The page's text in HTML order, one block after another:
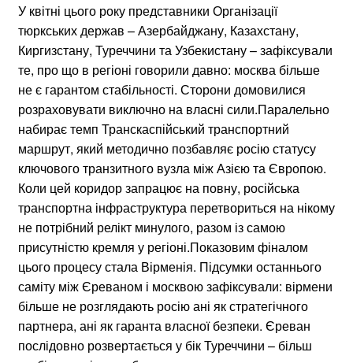
У квітні цього року представники Організації
тюркських держав – Азербайджану, Казахстану,
Киргизстану, Туреччини та Узбекистану – зафіксували
те, про що в регіоні говорили давно: москва більше
не є гарантом стабільності. Сторони домовилися
розраховувати виключно на власні сили.Паралельно
набирає темп Транскаспійський транспортний
маршрут, який методично позбавляє росію статусу
ключового транзитного вузла між Азією та Європою.
Коли цей коридор запрацює на повну, російська
транспортна інфраструктура перетвориться на нікому
не потрібний релікт минулого, разом із самою
присутністю кремля у регіоні.Показовим фіналом
цього процесу стала Вірменія. Підсумки останнього
саміту між Єреваном і москвою зафіксували: вірмени
більше не розглядають росію ані як стратегічного
партнера, ані як гаранта власної безпеки. Єреван
послідовно розвертається у бік Туреччини – більш